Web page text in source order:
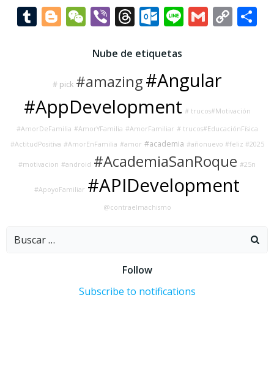
Tumblr
Blogger
WeChat
ViberThreads
LineGmail
Link
Nube de etiquetas
# pick #amazing#Angular
#AppDevelopment # trucos#Motivación
#AmorDeFamilia #AmorYFamilia #AmorFamiliar # trucos#EducaciónFísica
#ActitudPositiva #AmorEnFamilia #amor #academia #añonuevo #feliz #2025
#motivacion #android #AcademiaSanRoque #25n
#ApoyoFamiliar #APIDevelopment
@contraelmachismo
Buscar:
Follow
Subscribe to notifications